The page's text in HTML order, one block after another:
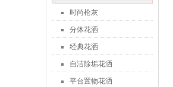
时尚枪灰
分体花洒
经典花洒
自洁除垢花洒
平台置物花洒